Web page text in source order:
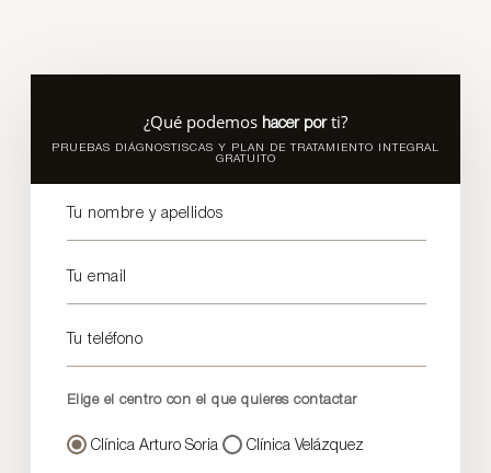
¿Qué podemos hacer porti?
PRUEBAS DIÁGNOSTISCAS Y PLAN DE TRATAMIENTO INTEGRAL
GRATUITO
Tu nombre y apellidos
Tu email
Tu teléfono
Elige el centro con el que quieres contactar
Clínica Arturo Soria Clínica Velázquez